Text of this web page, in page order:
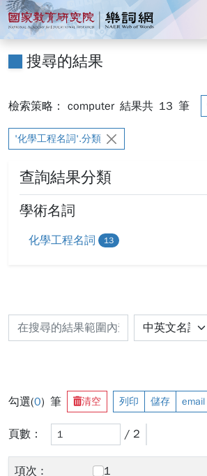
跳到主要內容
:::
國家教育研究院 樂詞
搜尋的結果
檢索策略： computer 結果共 13 筆
'化學工程名詞'.分類
查詢結果分類
學術名詞
化學工程名詞 13
勾選(0) 筆 清空 列印 儲存 email
頁數： / 2
1